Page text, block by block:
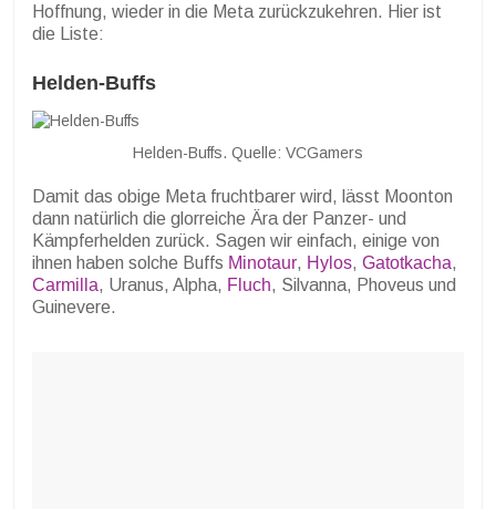
Hoffnung, wieder in die Meta zurückzukehren. Hier ist
die Liste:
Helden-Buffs
Helden-Buffs. Quelle: VCGamers
Damit das obige Meta fruchtbarer wird, lässt Moonton
dann natürlich die glorreiche Ära der Panzer- und
Kämpferhelden zurück. Sagen wir einfach, einige von
ihnen haben solche Buffs Minotaur, Hylos, Gatotkacha,
Carmilla, Uranus, Alpha, Fluch, Silvanna, Phoveus und
Guinevere.